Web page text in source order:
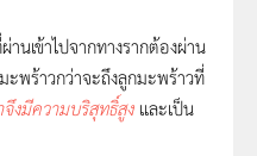
นเข้าไปจากทางรากต้องผ่าน
พร้าวกว่าจะถึงลูกมะพร้าวที่
งมีความบริสุทธิ์สูงและเป็น